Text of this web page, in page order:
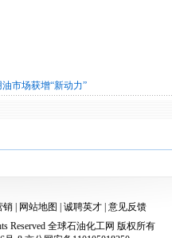
市场获增“新动力”
销 网站地图 诚聘英才 意见反馈
Reserved 全球石油化工网 版权所有